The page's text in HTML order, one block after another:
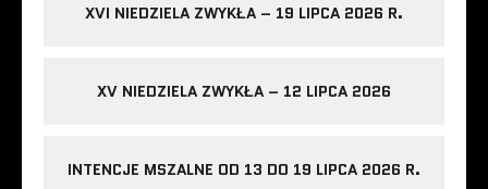
XVI NIEDZIELA ZWYKŁA – 19 LIPCA 2026 R.
XV NIEDZIELA ZWYKŁA – 12 LIPCA 2026
INTENCJE MSZALNE OD 13 DO 19 LIPCA 2026 R.